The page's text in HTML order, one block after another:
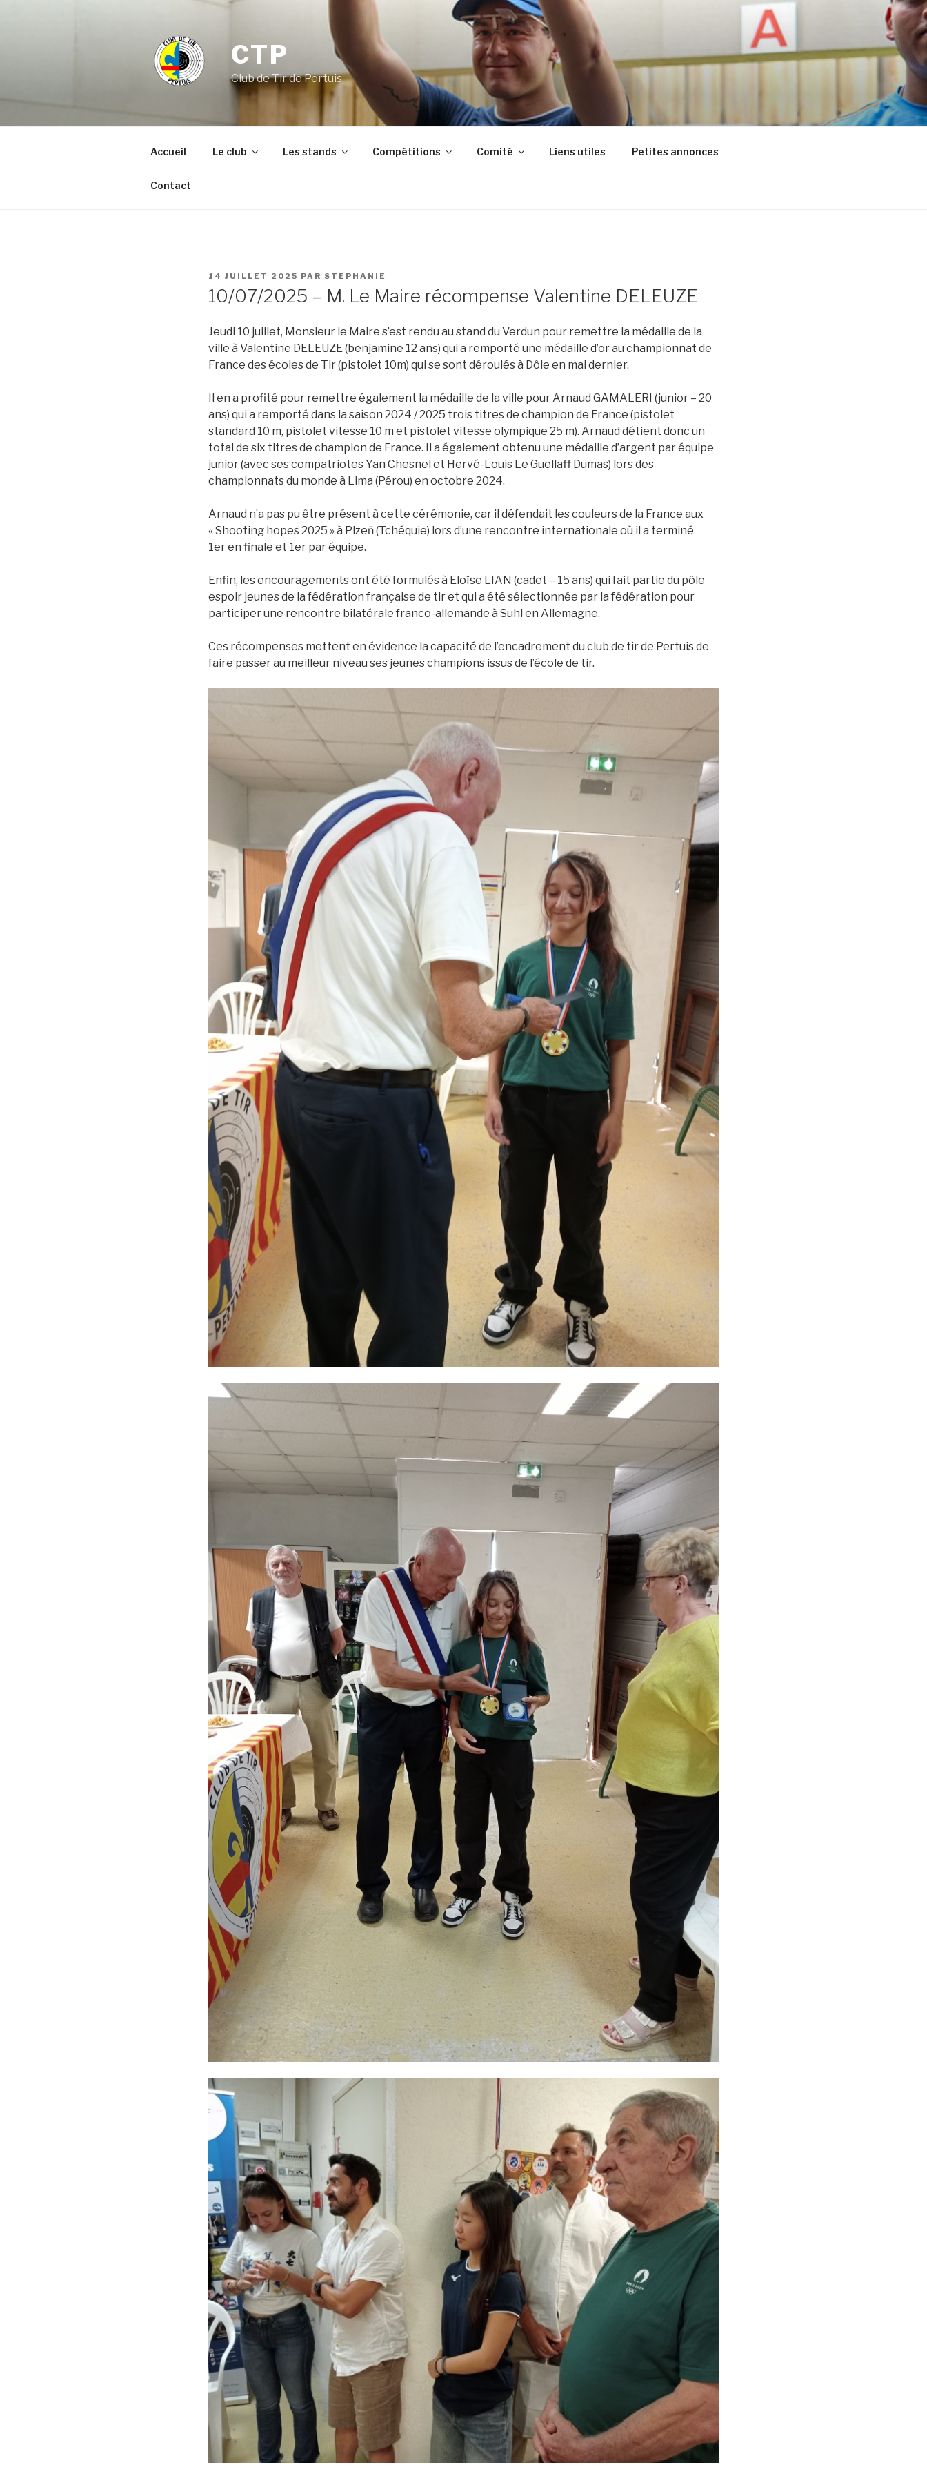
CTP
Club de Tir de Pertuis
Accueil Le club Les stands Compétitions Comité Liens utiles Petites annonces
Contact
PUBLIÉ
14 JUILLET 2025 PAR STEPHANIE
10/07/2025 – M. Le Maire récompense Valentine DELEUZE
Jeudi 10 juillet, Monsieur le Maire s’est rendu au stand du Verdun pour remettre la médaille de la
ville à Valentine DELEUZE (benjamine 12 ans) qui a remporté une médaille d’or au championnat de
France des écoles de Tir (pistolet 10m) qui se sont déroulés à Dôle en mai dernier.
Il en a profité pour remettre également la médaille de la ville pour Arnaud GAMALERI (junior – 20
ans) qui a remporté dans la saison 2024 / 2025 trois titres de champion de France (pistolet
standard 10 m, pistolet vitesse 10 m et pistolet vitesse olympique 25 m). Arnaud détient donc un
total de six titres de champion de France. Il a également obtenu une médaille d’argent par équipe
junior (avec ses compatriotes Yan Chesnel et Hervé-Louis Le Guellaff Dumas) lors des
championnats du monde à Lima (Pérou) en octobre 2024.
Arnaud n’a pas pu être présent à cette cérémonie, car il défendait les couleurs de la France aux
« Shooting hopes 2025 » à Plzeň (Tchéquie) lors d’une rencontre internationale où il a terminé
1er en finale et 1er par équipe.
Enfin, les encouragements ont été formulés à Eloïse LIAN (cadet – 15 ans) qui fait partie du pôle
espoir jeunes de la fédération française de tir et qui a été sélectionnée par la fédération pour
participer une rencontre bilatérale franco-allemande à Suhl en Allemagne.
Ces récompenses mettent en évidence la capacité de l’encadrement du club de tir de Pertuis de
faire passer au meilleur niveau ses jeunes champions issus de l’école de tir.